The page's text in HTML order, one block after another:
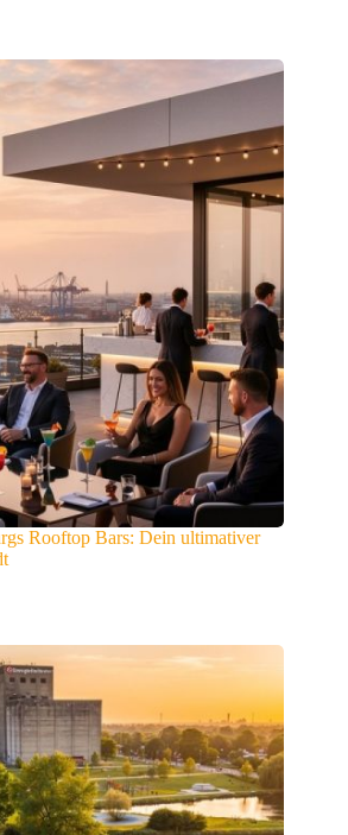
Rooftop Bars: Dein ultimativer